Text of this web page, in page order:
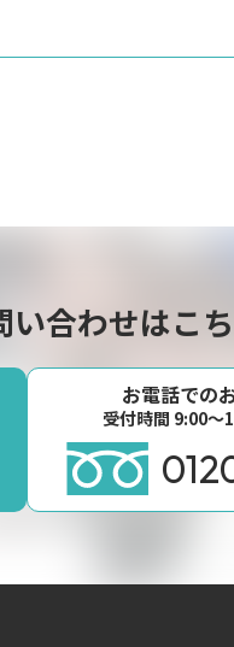
合わせはこ
お電話での
受付時間 9:00〜